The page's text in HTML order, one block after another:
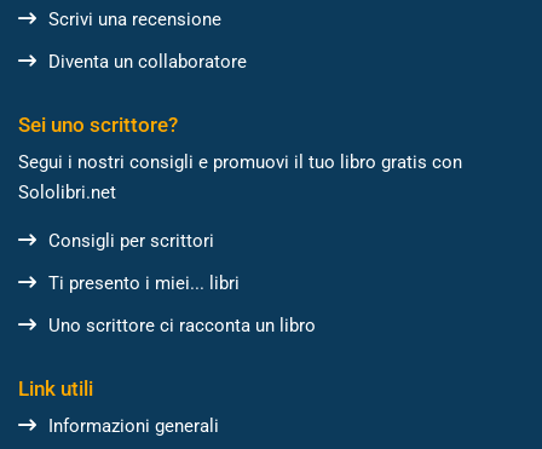
Scrivi una recensione
Diventa un collaboratore
Sei uno scrittore?
Segui i nostri consigli e promuovi il tuo libro gratis con
Sololibri.net
Consigli per scrittori
Ti presento i miei... libri
Uno scrittore ci racconta un libro
Link utili
Informazioni generali